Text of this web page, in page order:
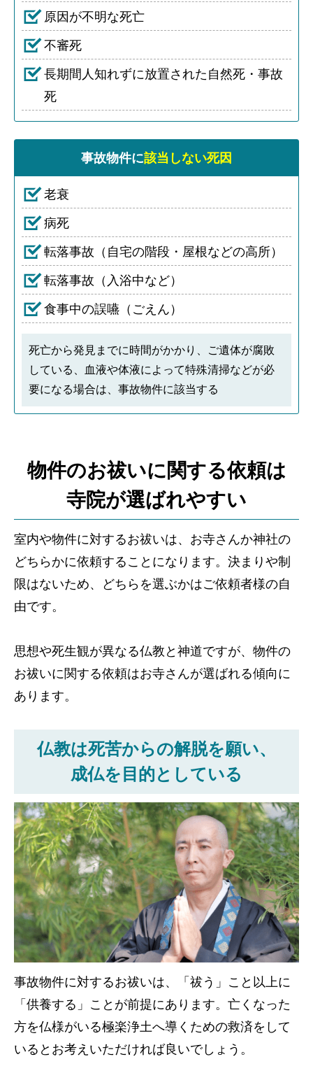
原因が不明な死亡
不審死
長期間人知れずに放置された自然死・事故
死
事故物件に該当しない死因
老衰
病死
転落事故（自宅の階段・屋根などの高所）
転落事故（入浴中など）
食事中の誤嚥（ごえん）
死亡から発見までに時間がかかり、ご遺体が腐敗
している、血液や体液によって特殊清掃などが必
要になる場合は、事故物件に該当する
物件のお祓いに関する依頼は
寺院が選ばれやすい
室内や物件に対するお祓いは、お寺さんか神社の
どちらかに依頼することになります。決まりや制
限はないため、どちらを選ぶかはご依頼者様の自
由です。
思想や死生観が異なる仏教と神道ですが、物件の
お祓いに関する依頼はお寺さんが選ばれる傾向に
あります。
仏教は死苦からの解脱を願い、
成仏を目的としている
事故物件に対するお祓いは、「祓う」こと以上に
「供養する」ことが前提にあります。亡くなった
方を仏様がいる極楽浄土へ導くための救済をして
いるとお考えいただければ良いでしょう。